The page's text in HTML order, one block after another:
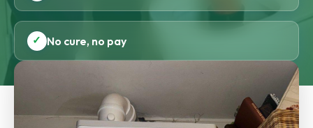
✓ No cure, no pay